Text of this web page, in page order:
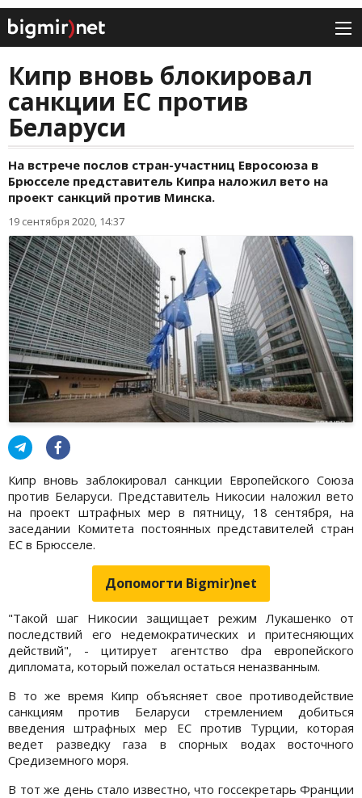
Кипр вновь блокировал
санкции ЕС против
Беларуси
На встрече послов стран-участниц Евросоюза в
Брюсселе представитель Кипра наложил вето на
проект санкций против Минска.
19 сентября 2020, 14:37
Кипр вновь заблокировал санкции Европейского Союза
против Беларуси. Представитель Никосии наложил вето
на проект штрафных мер в пятницу, 18 сентября, на
заседании Комитета постоянных представителей стран
ЕС в Брюсселе.
Допомогти Bigmir)net
"Такой шаг Никосии защищает режим Лукашенко от
последствий его недемократических и притесняющих
действий", - цитирует агентство dpa европейского
дипломата, который пожелал остаться неназванным.
В то же время Кипр объясняет свое противодействие
санкциям против Беларуси стремлением добиться
введения штрафных мер ЕС против Турции, которая
ведет разведку газа в спорных водах восточного
Средиземного моря.
В тот же день стало известно, что госсекретарь Франции